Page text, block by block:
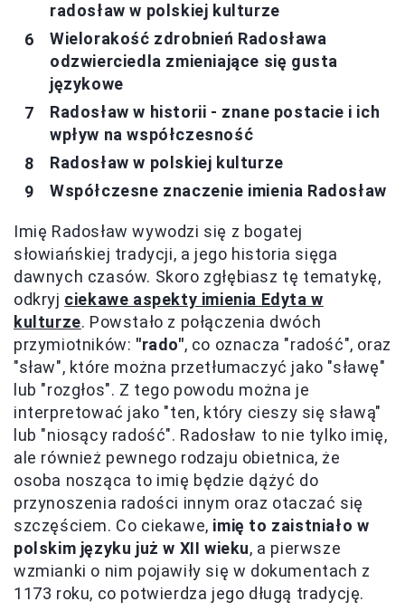
radosław w polskiej kulturze
Wielorakość zdrobnień Radosława
odzwierciedla zmieniające się gusta
językowe
Radosław w historii - znane postacie i ich
wpływ na współczesność
Radosław w polskiej kulturze
Współczesne znaczenie imienia Radosław
Imię Radosław wywodzi się z bogatej
słowiańskiej tradycji, a jego historia sięga
dawnych czasów. Skoro zgłębiasz tę tematykę,
odkryj ciekawe aspekty imienia Edyta w
kulturze. Powstało z połączenia dwóch
przymiotników: "rado", co oznacza "radość", oraz
"sław", które można przetłumaczyć jako "sławę"
lub "rozgłos". Z tego powodu można je
interpretować jako "ten, który cieszy się sławą"
lub "niosący radość". Radosław to nie tylko imię,
ale również pewnego rodzaju obietnica, że
osoba nosząca to imię będzie dążyć do
przynoszenia radości innym oraz otaczać się
szczęściem. Co ciekawe, imię to zaistniało w
polskim języku już w XII wieku, a pierwsze
wzmianki o nim pojawiły się w dokumentach z
1173 roku, co potwierdza jego długą tradycję.